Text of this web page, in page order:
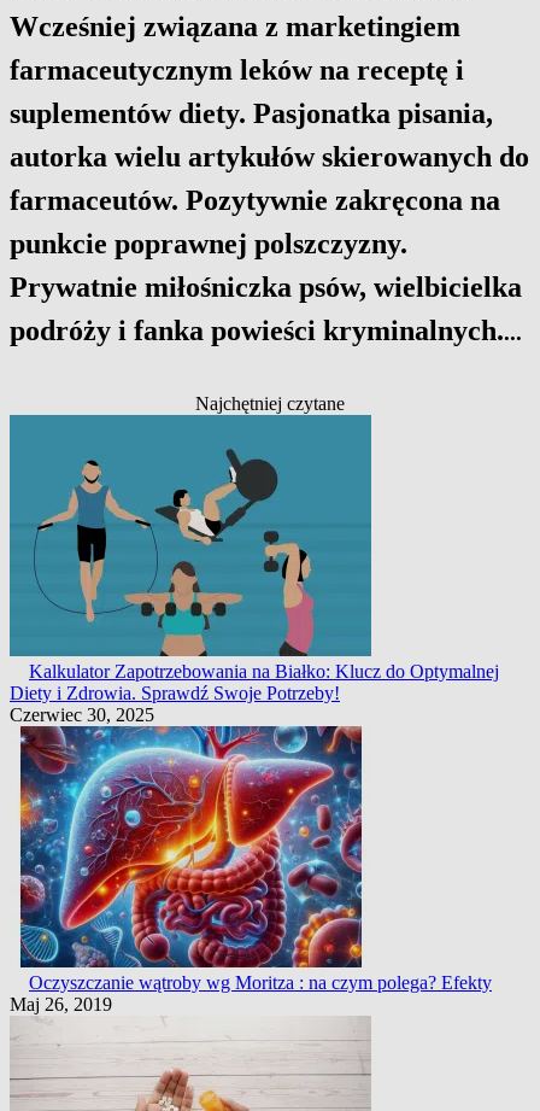
Wcześniej związana z marketingiem
farmaceutycznym leków na receptę i
suplementów diety. Pasjonatka pisania,
autorka wielu artykułów skierowanych do
farmaceutów. Pozytywnie zakręcona na
punkcie poprawnej polszczyzny.
Prywatnie miłośniczka psów, wielbicielka
podróży i fanka powieści kryminalnych....
Najchętniej czytane
Kalkulator Zapotrzebowania na Białko: Klucz do Optymalnej
Diety i Zdrowia. Sprawdź Swoje Potrzeby!
Czerwiec 30, 2025
Oczyszczanie wątroby wg Moritza : na czym polega? Efekty
Maj 26, 2019